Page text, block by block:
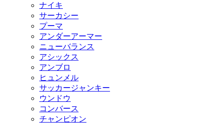
ナイキ
サーカシー
プーマ
アンダーアーマー
ニューバランス
アシックス
アンブロ
ヒュンメル
サッカージャンキー
ウンドウ
コンバース
チャンピオン